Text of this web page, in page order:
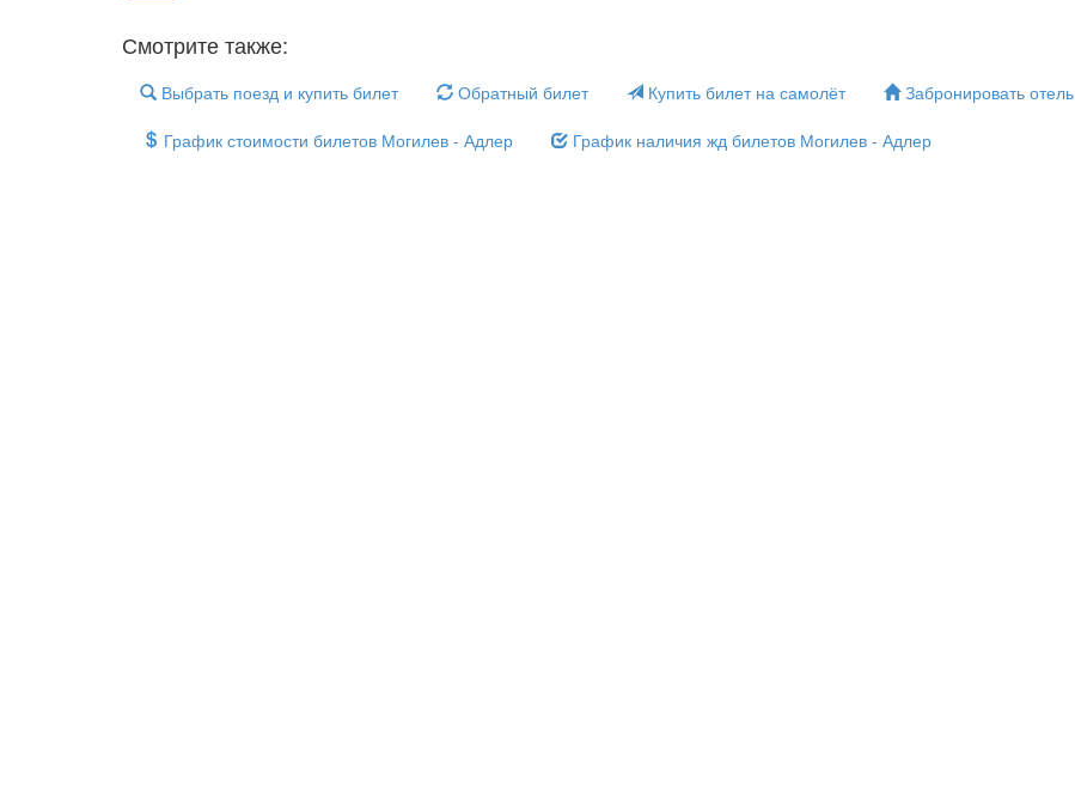
Смотрите также:
Выбрать поезд и купить билет Обратный билет Купить билет на самолёт Забронировать отель
График стоимости билетов Могилев - Адлер
График наличия жд билетов Могилев - Адлер